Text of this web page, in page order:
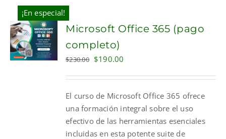
¡En especial!
BUY
Microsoft Office 365 (pago
completo)
$230.00 Original
$230.00.
$190.00
$190.00.
El curso de Microsoft Office 365 ofrece
una formación integral sobre el uso
efectivo de las herramientas esenciales
incluidas en esta potente suite de